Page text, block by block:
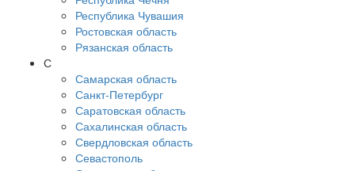
Республика Чувашия
Ростовская область
Рязанская область
С
Самарская область
Санкт-Петербург
Саратовская область
Сахалинская область
Свердловская область
Севастополь